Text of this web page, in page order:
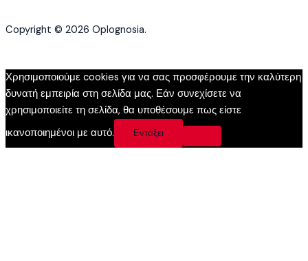
Copyright © 2026 Oplognosia.
Χρησιμοποιούμε cookies για να σας προσφέρουμε την καλύτερη
δυνατή εμπειρία στη σελίδα μας. Εάν συνεχίσετε να
χρησιμοποιείτε τη σελίδα, θα υποθέσουμε πως είστε
ικανοποιημένοι με αυτό.
Εντάξει